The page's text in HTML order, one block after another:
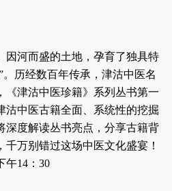
因河而盛的土地，孕育了独具特
。历经数百年传承，津沽中医名
《津沽中医珍籍》系列丛书第一
沽中医古籍全面、系统性的挖掘
深度解读丛书亮点，分享古籍背
万别错过这场中医文化盛宴！
午14：30